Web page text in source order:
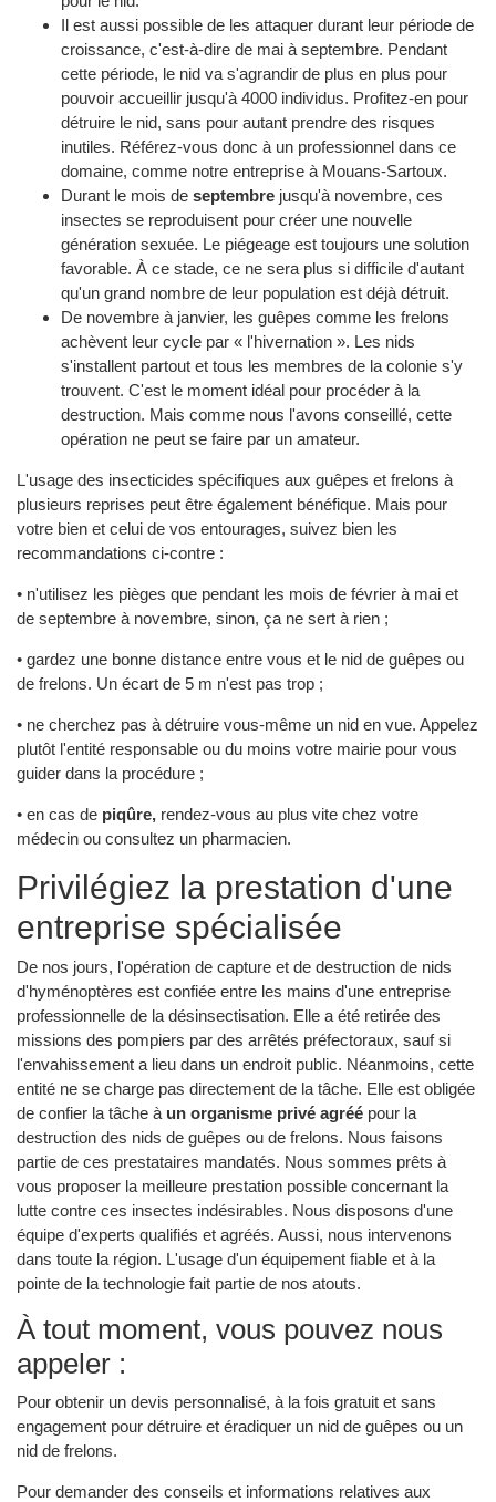
Il est aussi possible de les attaquer durant leur période de
croissance, c'est-à-dire de mai à septembre. Pendant
cette période, le nid va s'agrandir de plus en plus pour
pouvoir accueillir jusqu'à 4000 individus. Profitez-en pour
détruire le nid, sans pour autant prendre des risques
inutiles. Référez-vous donc à un professionnel dans ce
domaine, comme notre entreprise à Mouans-Sartoux.
Durant le mois de septembre jusqu'à novembre, ces
insectes se reproduisent pour créer une nouvelle
génération sexuée. Le piégeage est toujours une solution
favorable. À ce stade, ce ne sera plus si difficile d'autant
qu'un grand nombre de leur population est déjà détruit.
De novembre à janvier, les guêpes comme les frelons
achèvent leur cycle par « l'hivernation ». Les nids
s'installent partout et tous les membres de la colonie s'y
trouvent. C'est le moment idéal pour procéder à la
destruction. Mais comme nous l'avons conseillé, cette
opération ne peut se faire par un amateur.
L'usage des insecticides spécifiques aux guêpes et frelons à
plusieurs reprises peut être également bénéfique. Mais pour
votre bien et celui de vos entourages, suivez bien les
recommandations ci-contre :
• n'utilisez les pièges que pendant les mois de février à mai et
de septembre à novembre, sinon, ça ne sert à rien ;
• gardez une bonne distance entre vous et le nid de guêpes ou
de frelons. Un écart de 5 m n'est pas trop ;
• ne cherchez pas à détruire vous-même un nid en vue. Appelez
plutôt l'entité responsable ou du moins votre mairie pour vous
guider dans la procédure ;
• en cas de piqûre, rendez-vous au plus vite chez votre
médecin ou consultez un pharmacien.
Privilégiez la prestation d'une
entreprise spécialisée
De nos jours, l'opération de capture et de destruction de nids
d'hyménoptères est confiée entre les mains d'une entreprise
professionnelle de la désinsectisation. Elle a été retirée des
missions des pompiers par des arrêtés préfectoraux, sauf si
l'envahissement a lieu dans un endroit public. Néanmoins, cette
entité ne se charge pas directement de la tâche. Elle est obligée
de confier la tâche à un organisme privé agréé pour la
destruction des nids de guêpes ou de frelons. Nous faisons
partie de ces prestataires mandatés. Nous sommes prêts à
vous proposer la meilleure prestation possible concernant la
lutte contre ces insectes indésirables. Nous disposons d'une
équipe d'experts qualifiés et agréés. Aussi, nous intervenons
dans toute la région. L'usage d'un équipement fiable et à la
pointe de la technologie fait partie de nos atouts.
À tout moment, vous pouvez nous
appeler :
Pour obtenir un devis personnalisé, à la fois gratuit et sans
engagement pour détruire et éradiquer un nid de guêpes ou un
nid de frelons.
Pour demander des conseils et informations relatives aux